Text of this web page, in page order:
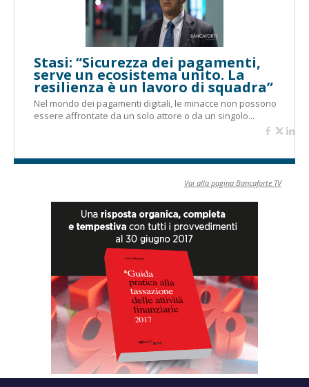
Stasi: “Sicurezza dei pagamenti,
serve un ecosistema unito. La
resilienza è un lavoro di squadra”
Nel mondo dei pagamenti digitali, le minacce non possono
essere affrontate da un solo attore o da un singolo...
Vai alla pagina Bancaforte TV